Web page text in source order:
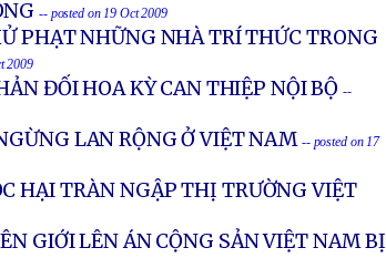
-- posted on 19 Oct 2009
PHẠT NHỮNG NHÀ TRÍ THỨC TRONG
2009
ĐỐI HOA KỲ CAN THIỆP NỘI BỘ --
LAN RỘNG Ở VIỆT NAM -- posted on 17
HẠI TRÀN NGẬP THỊ TRƯỜNG VIỆT
GIỚI LÊN ÁN CỘNG SẢN VIỆT NAM BỊ